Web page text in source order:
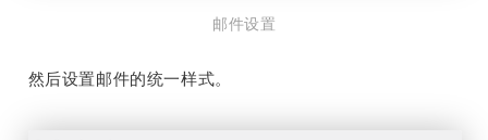
邮件设置
然后设置邮件的统一样式。